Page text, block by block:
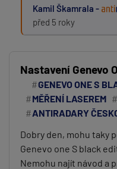
PŘIDAT PŘÍSPĚVEK
Kamil Škamrala -
před 5 roky
Nastavení Genevo
GENEVO ONE S
MĚŘENÍ LASEREM
ANTIRADARY
Dobry den, mohu taky
Genevo one S black
Nemohu najít návod a